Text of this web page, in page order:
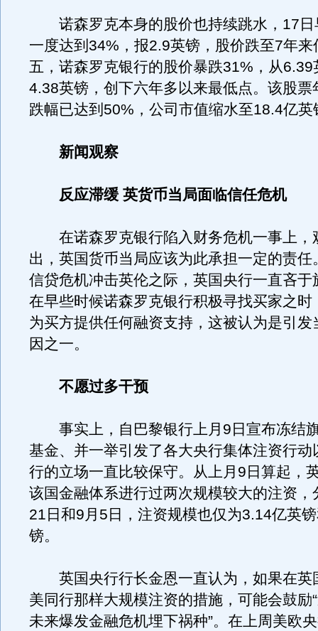
诺森罗克本身的股价也持续跳水，17日
一度达到34%，报2.9英镑，股价跌至7年来
五，诺森罗克银行的股价暴跌31%，从6.39
4.38英镑，创下六年多以来最低点。该股票
跌幅已达到50%，公司市值缩水至18.4亿英
新闻观察
反应滞缓 英货币当局面临信任危机
在诺森罗克银行陷入财务危机一事上，
出，英国货币当局应该为此承担一定的责任
信贷危机冲击英伦之际，英国央行一直吝于
在早些时候诺森罗克银行积极寻找买家之时
为买方提供任何融资支持，这被认为是引发
因之一。
不愿过多干预
事实上，自巴黎银行上月9日宣布冻结
基金、并一举引发了各大央行集体注资行动
行的立场一直比较保守。从上月9日算起，
该国金融体系进行过两次规模较大的注资，
21日和9月5日，注资规模也仅为3.14亿英
镑。
英国央行行长金恩一直认为，如果在英
美同行那样大规模注资的措施，可能会鼓励
未来爆发金融危机埋下祸种”。在上周美欧